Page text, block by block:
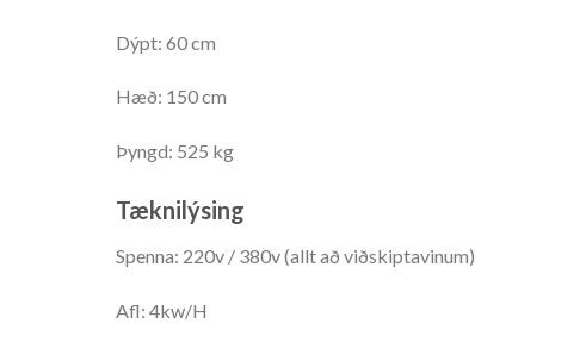
Dýpt: 60 cm
Hæð: 150 cm
Þyngd: 525 kg
Tæknilýsing
Spenna: 220v / 380v (allt að viðskiptavinum)
Afl: 4kw/H